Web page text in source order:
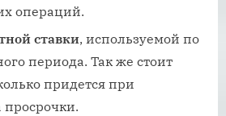
операций.
ставки, используемой по
периода. Так же стоит
придется при